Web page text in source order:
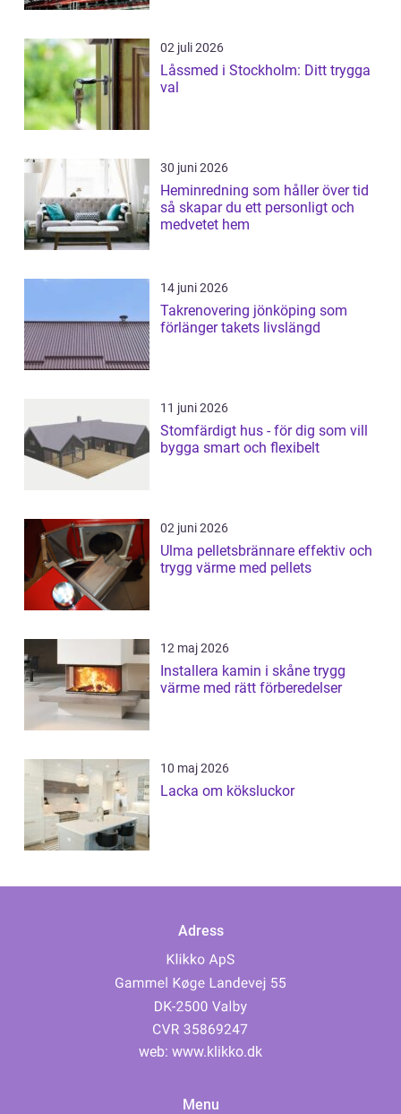
02 juli 2026
Låssmed i Stockholm: Ditt trygga
val
30 juni 2026
Heminredning som håller över tid
så skapar du ett personligt och
medvetet hem
14 juni 2026
Takrenovering jönköping som
förlänger takets livslängd
11 juni 2026
Stomfärdigt hus - för dig som vill
bygga smart och flexibelt
02 juni 2026
Ulma pelletsbrännare effektiv och
trygg värme med pellets
12 maj 2026
Installera kamin i skåne trygg
värme med rätt förberedelser
10 maj 2026
Lacka om köksluckor
Adress
web: www.klikko.dk
Menu